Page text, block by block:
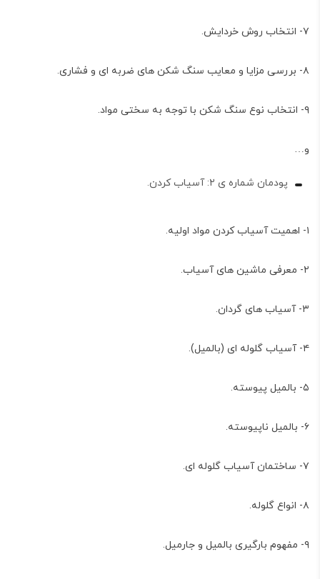
۷- انتخاب روش خردایش.
۸- بررسی مزایا و معایب سنگ شکن های ضربه ای و فشاری.
۹- انتخاب نوع سنگ شکن با توجه به سختی مواد.
و…
پودمان شماره ی ۲: آسیاب کردن.
۱- اهمیت آسیاب کردن مواد اولیه.
۲- معرفی ماشین های آسیاب.
۳- آسیاب های گردان.
۴- آسیاب گلوله ای (بالمیل).
۵- بالمیل پیوسته.
۶- بالمیل ناپیوسته.
۷- ساختمان آسیاب گلوله ای.
۸- انواع گلوله.
۹- مفهوم بارگیری بالمیل و جارمیل.